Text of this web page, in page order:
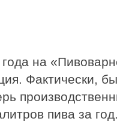
на
Фактически,
пива за